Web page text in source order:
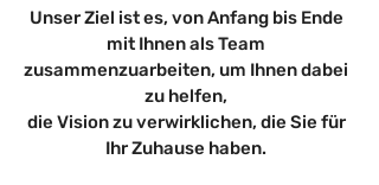
Unser Ziel ist es, von Anfang bis Ende
mit Ihnen als Team
zusammenzuarbeiten, um Ihnen dabei
zu helfen,
die Vision zu verwirklichen, die Sie für
Ihr Zuhause haben.